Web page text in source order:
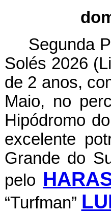
Segunda
Solés 2026
de 2 anos,
Maio, no
Hipódromo
excelente
Grande do
pelo
“Turfman”